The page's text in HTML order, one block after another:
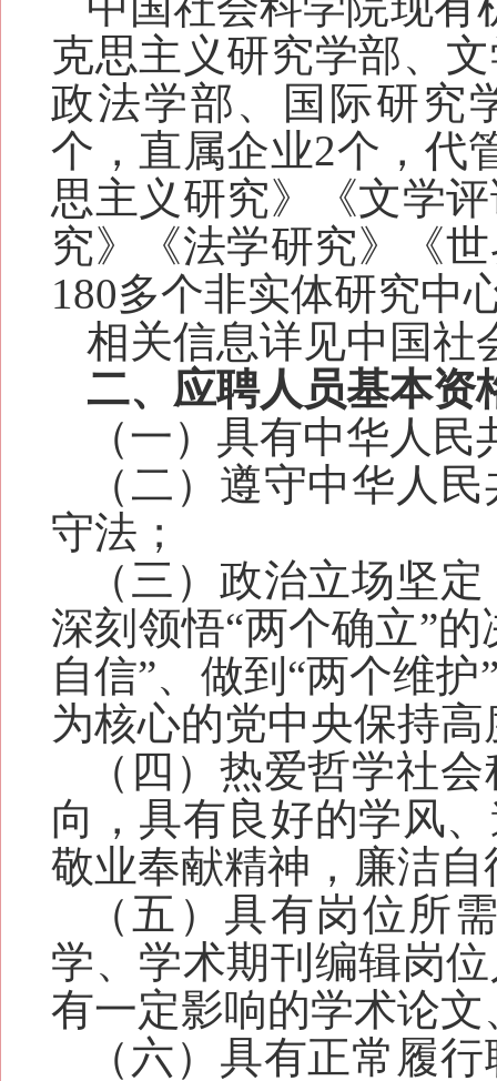
克思主义研究学部、
政法学部、国际研究
个，直属企业2个，代
思主义研究》《文学
究》《法学研究》《
180多个非实体研究中
相关信息详见中国社
二、应聘人员基本资
（一） 具有中华人民
（二） 遵守中华人
守法；
（三） 政治立场坚
深刻领悟“两个确立”
自信”、做到“两个维护
为核心的党中央保持
（四）热爱哲学社
向，具有良好的学风
敬业奉献精神 ，廉洁
（五） 具有岗位所
学、学术期刊编辑岗位
有一定影响的学术论
（六） 具有正常履